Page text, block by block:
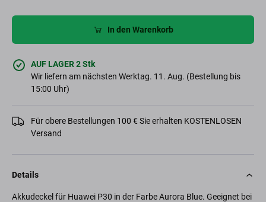
In den Warenkorb
AUF LAGER 2 Stk
Wir liefern am nächsten Werktag. 11. Aug. (Bestellung bis
15:00 Uhr)
Für obere Bestellungen 100 € Sie erhalten KOSTENLOSEN
Versand
Details
Akkudeckel für Huawei P30 in der Farbe Aurora Blue. Geeignet bei